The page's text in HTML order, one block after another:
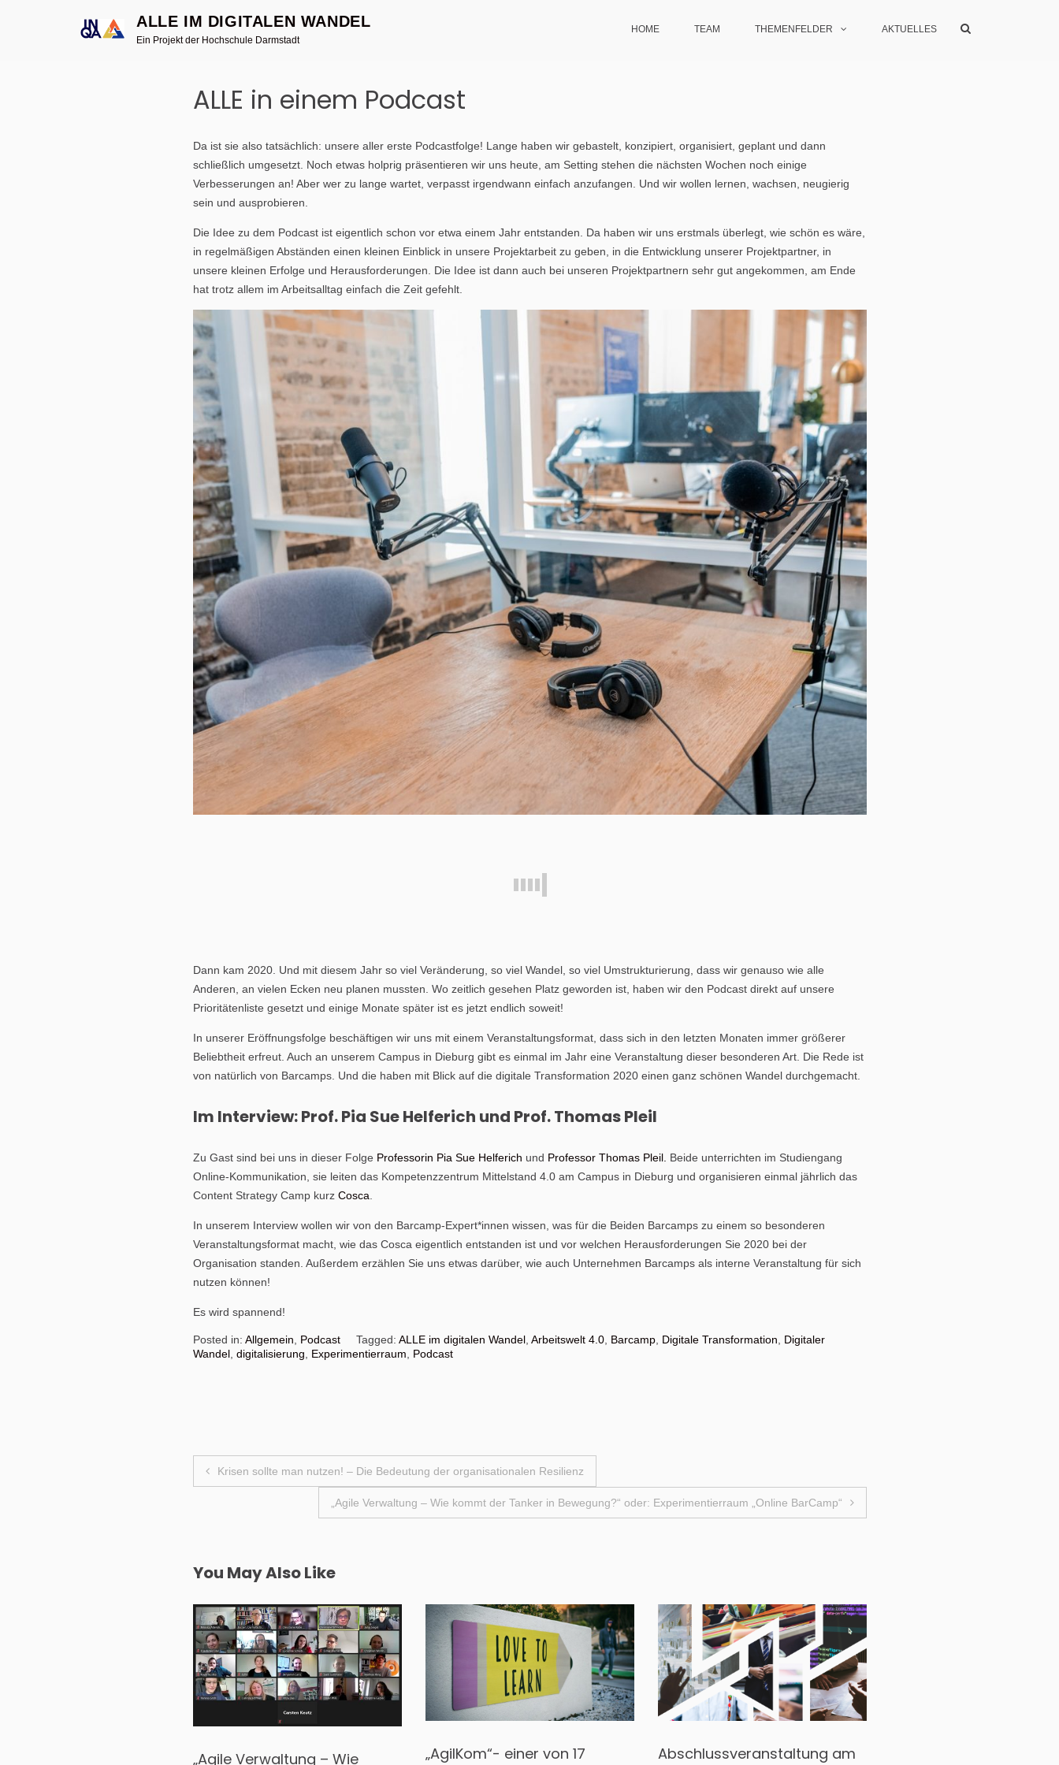
ALLE IM DIGITALEN WANDEL
Ein Projekt der Hochschule Darmstadt
HOME TEAM THEMENFELDER AKTUELLES
Show
ALLE in einem Podcast
Da ist sie also tatsächlich: unsere aller erste Podcastfolge! Lange haben wir gebastelt, konzipiert, organisiert, geplant und dann
schließlich umgesetzt. Noch etwas holprig präsentieren wir uns heute, am Setting stehen die nächsten Wochen noch einige
Verbesserungen an! Aber wer zu lange wartet, verpasst irgendwann einfach anzufangen. Und wir wollen lernen, wachsen, neugierig
sein und ausprobieren.
Die Idee zu dem Podcast ist eigentlich schon vor etwa einem Jahr entstanden. Da haben wir uns erstmals überlegt, wie schön es wäre,
in regelmäßigen Abständen einen kleinen Einblick in unsere Projektarbeit zu geben, in die Entwicklung unserer Projektpartner, in
unsere kleinen Erfolge und Herausforderungen. Die Idee ist dann auch bei unseren Projektpartnern sehr gut angekommen, am Ende
hat trotz allem im Arbeitsalltag einfach die Zeit gefehlt.
Dann kam 2020. Und mit diesem Jahr so viel Veränderung, so viel Wandel, so viel Umstrukturierung, dass wir genauso wie alle
Anderen, an vielen Ecken neu planen mussten. Wo zeitlich gesehen Platz geworden ist, haben wir den Podcast direkt auf unsere
Prioritätenliste gesetzt und einige Monate später ist es jetzt endlich soweit!
In unserer Eröffnungsfolge beschäftigen wir uns mit einem Veranstaltungsformat, dass sich in den letzten Monaten immer größerer
Beliebtheit erfreut. Auch an unserem Campus in Dieburg gibt es einmal im Jahr eine Veranstaltung dieser besonderen Art. Die Rede ist
von natürlich von Barcamps. Und die haben mit Blick auf die digitale Transformation 2020 einen ganz schönen Wandel durchgemacht.
Im Interview: Prof. Pia Sue Helferich und Prof. Thomas Pleil
Zu Gast sind bei uns in dieser Folge Professorin Pia Sue Helferich und Professor Thomas Pleil. Beide unterrichten im Studiengang
Online-Kommunikation, sie leiten das Kompetenzzentrum Mittelstand 4.0 am Campus in Dieburg und organisieren einmal jährlich das
Content Strategy Camp kurz Cosca
In unserem Interview wollen wir von den Barcamp-Expert*innen wissen, was für die Beiden Barcamps zu einem so besonderen
Veranstaltungsformat macht, wie das Cosca eigentlich entstanden ist und vor welchen Herausforderungen Sie 2020 bei der
Organisation standen. Außerdem erzählen Sie uns etwas darüber, wie auch Unternehmen Barcamps als interne Veranstaltung für sich
nutzen können!
Es wird spannend!
Posted in: Allgemein Podcast Tagged: ALLE im digitalen Wandel, Arbeitswelt 4.0, Barcamp, Digitale Transformation
Digitaler
Wandel, digitalisierung Experimentierraum Podcast
Beitragsnavigation
Krisen sollte man nutzen! – Die Bedeutung der organisationalen Resilienz
„Agile Verwaltung – Wie kommt der Tanker in Bewegung?“ oder: Experimentierraum „Online BarCamp“
You May Also Like
„Agile Verwaltung – Wie
„AgilKom“- einer von 17
Abschlussveranstaltung am